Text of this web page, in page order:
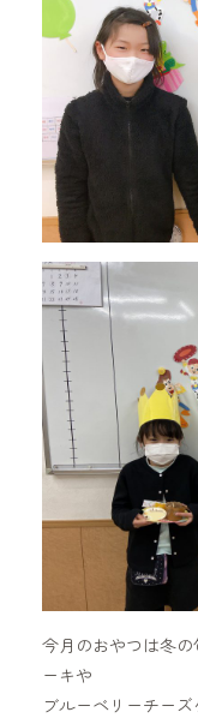
今月のおやつは冬
ーキや
ブルーベリーチー